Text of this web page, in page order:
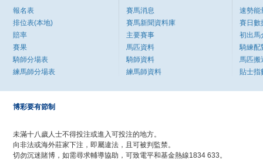
報名表
排位表(本地)
賠率
賽果
騎師分場表
練馬師分場表
賽馬消息
賽馬新聞資料庫
主要賽事
馬匹資料
騎師資料
練馬師資料
速勢能
賽日數
初出馬
騎練配
馬匹搬
貼士指
博彩要有節制
未滿十八歲人士不得投注或進入可投注的地方。
向非法或海外莊家下注，即屬違法，且可被判監禁。
切勿沉迷賭博，如需尋求輔導協助，可致電平和基金熱線1834 633。